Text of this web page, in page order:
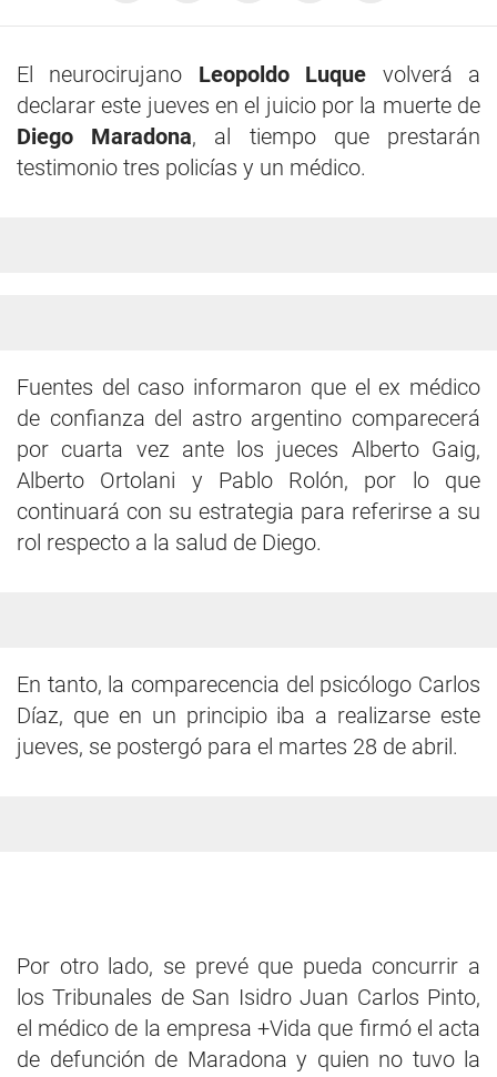
El neurocirujano Leopoldo Luque volverá a
declarar este jueves en el juicio por la muerte de
Diego Maradona, al tiempo que prestarán
testimonio tres policías y un médico.
Fuentes del caso informaron que el ex médico
de confianza del astro argentino comparecerá
por cuarta vez ante los jueces Alberto Gaig,
Alberto Ortolani y Pablo Rolón, por lo que
continuará con su estrategia para referirse a su
rol respecto a la salud de Diego.
En tanto, la comparecencia del psicólogo Carlos
Díaz, que en un principio iba a realizarse este
jueves, se postergó para el martes 28 de abril.
Por otro lado, se prevé que pueda concurrir a
los Tribunales de San Isidro Juan Carlos Pinto,
el médico de la empresa +Vida que firmó el acta
de defunción de Maradona y quien no tuvo la